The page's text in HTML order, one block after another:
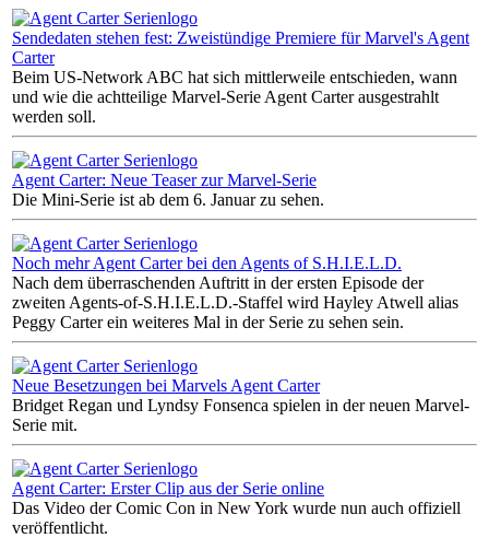
Sendedaten stehen fest: Zweistündige Premiere für Marvel's Agent
Carter
Beim US-Network ABC hat sich mittlerweile entschieden, wann
und wie die achtteilige Marvel-Serie Agent Carter ausgestrahlt
werden soll.
Agent Carter: Neue Teaser zur Marvel-Serie
Die Mini-Serie ist ab dem 6. Januar zu sehen.
Noch mehr Agent Carter bei den Agents of S.H.I.E.L.D.
Nach dem überraschenden Auftritt in der ersten Episode der
zweiten Agents-of-S.H.I.E.L.D.-Staffel wird Hayley Atwell alias
Peggy Carter ein weiteres Mal in der Serie zu sehen sein.
Neue Besetzungen bei Marvels Agent Carter
Bridget Regan und Lyndsy Fonsenca spielen in der neuen Marvel-
Serie mit.
Agent Carter: Erster Clip aus der Serie online
Das Video der Comic Con in New York wurde nun auch offiziell
veröffentlicht.